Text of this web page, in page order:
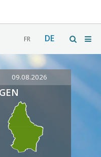
FR DE
09.08.2026